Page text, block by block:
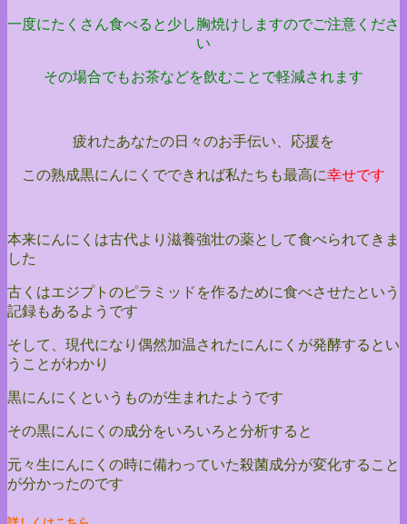
一度にたくさん食べると少し胸焼けしますのでご注意くださ
い
その場合でもお茶などを飲むことで軽減されます
疲れたあなたの日々のお手伝い、応援を
この熟成黒にんにくでできれば私たちも最高に幸せです
本来にんにくは古代より滋養強壮の薬として食べられてきま
した
古くはエジプトのピラミッドを作るために食べさせたという
記録もあるようです
そして、現代になり偶然加温されたにんにくが発酵するとい
うことがわかり
黒にんにくというものが生まれたようです
その黒にんにくの成分をいろいろと分析すると
元々生にんにくの時に備わっていた殺菌成分が変化すること
が分かったのです